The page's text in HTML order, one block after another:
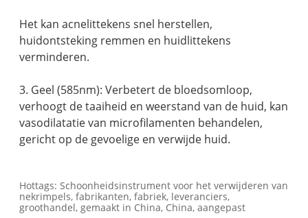
Het kan acnelittekens snel herstellen,
huidontsteking remmen en huidlittekens
verminderen.
3. Geel (585nm): Verbetert de bloedsomloop,
verhoogt de taaiheid en weerstand van de huid, kan
vasodilatatie van microfilamenten behandelen,
gericht op de gevoelige en verwijde huid.
Hottags: Schoonheidsinstrument voor het verwijderen van
nekrimpels, fabrikanten, fabriek, leveranciers,
groothandel, gemaakt in China, China, aangepast